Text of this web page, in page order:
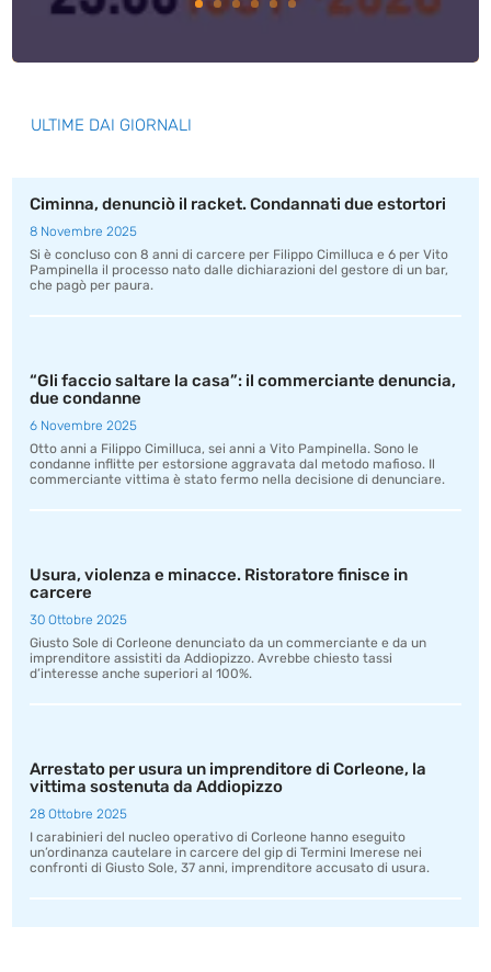
ULTIME DAI GIORNALI
Ciminna, denunciò il racket. Condannati due estortori
8 Novembre 2025
Si è concluso con 8 anni di carcere per Filippo Cimilluca e 6 per Vito
Pampinella il processo nato dalle dichiarazioni del gestore di un bar,
che pagò per paura.
“Gli faccio saltare la casa”: il commerciante denuncia,
due condanne
6 Novembre 2025
Otto anni a Filippo Cimilluca, sei anni a Vito Pampinella. Sono le
condanne inflitte per estorsione aggravata dal metodo mafioso. Il
commerciante vittima è stato fermo nella decisione di denunciare.
Usura, violenza e minacce. Ristoratore finisce in
carcere
30 Ottobre 2025
Giusto Sole di Corleone denunciato da un commerciante e da un
imprenditore assistiti da Addiopizzo. Avrebbe chiesto tassi
d’interesse anche superiori al 100%.
Arrestato per usura un imprenditore di Corleone, la
vittima sostenuta da Addiopizzo
28 Ottobre 2025
I carabinieri del nucleo operativo di Corleone hanno eseguito
un’ordinanza cautelare in carcere del gip di Termini Imerese nei
confronti di Giusto Sole, 37 anni, imprenditore accusato di usura.